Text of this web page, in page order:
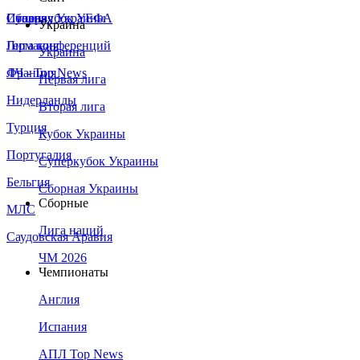
Сборная Украины
Италия
Германия
Франция
Нидерланды
Турция
Португалия
Бельгия
МЛС
Саудовская Аравия
Суперкубок УЕФА
Лига конференций
ЛЧ - Top News
Украина
Украина
Первая лига
Вторая лига
Кубок Украины
Суперкубок Украины
Сборная Украины
Сборные
Лига наций
ЧМ 2026
Чемпионаты
Англия
Испания
АПЛ Top News